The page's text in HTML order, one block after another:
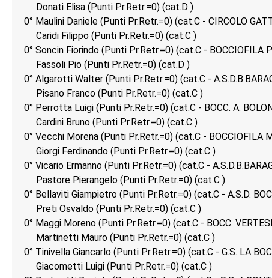
Donati Elisa (Punti Pr.Retr.=0) (cat.D )
0° Maulini Daniele (Punti Pr.Retr.=0) (cat.C - CIRCOLO
Caridi Filippo (Punti Pr.Retr.=0) (cat.C )
0° Soncin Fiorindo (Punti Pr.Retr.=0) (cat.C - BOCCIOFILA
Fassoli Pio (Punti Pr.Retr.=0) (cat.D )
0° Algarotti Walter (Punti Pr.Retr.=0) (cat.C -
Pisano Franco (Punti Pr.Retr.=0) (cat.C )
0° Perrotta Luigi (Punti Pr.Retr.=0) (cat.C - BOCC. A.
Cardini Bruno (Punti Pr.Retr.=0) (cat.C )
0° Vecchi Morena (Punti Pr.Retr.=0) (cat.C - BOCCIOFILA
Giorgi Ferdinando (Punti Pr.Retr.=0) (cat.C )
0° Vicario Ermanno (Punti Pr.Retr.=0) (cat.C -
Pastore Pierangelo (Punti Pr.Retr.=0) (cat.C )
0° Bellaviti Giampietro (Punti Pr.Retr.=0) (cat.C - A.S.D.
Preti Osvaldo (Punti Pr.Retr.=0) (cat.C )
0° Maggi Moreno (Punti Pr.Retr.=0) (cat.C - BOCC.
Martinetti Mauro (Punti Pr.Retr.=0) (cat.C )
0° Tinivella Giancarlo (Punti Pr.Retr.=0) (cat.C - G.S. LA
Giacometti Luigi (Punti Pr.Retr.=0) (cat.C )